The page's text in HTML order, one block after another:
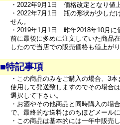
・2022年9月1日 価格改定となり値
・2022年7月1日 瓶の形状が少しだ
せん。
・2019年1月1日 昨年2018年10月に
前に最後に多めに注文していた商品
したので当店での販売価格も値上が
■特記事項
・この商品のみをご購入の場合、3
使用して発送致しますのでその場合
選択して下さい。
・お酒やその他商品と同時購入の場
で、最終的な送料はのちほどメール
・この商品は基本的には一年中販売